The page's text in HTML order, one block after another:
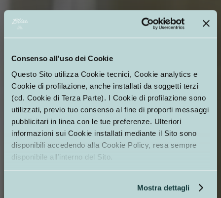
Consenso all'uso dei Cookie
Questo Sito utilizza Cookie tecnici, Cookie analytics e
Cookie di profilazione, anche installati da soggetti terzi
(cd. Cookie di Terza Parte). I Cookie di profilazione sono
utilizzati, previo tuo consenso al fine di proporti messaggi
pubblicitari in linea con le tue preferenze. Ulteriori
informazioni sui Cookie installati mediante il Sito sono
disponibili accedendo alla Cookie Policy, resa sempre
disponibile all’interno del Sito.
Mostra dettagli
Appartamenti
Il tuo rifugio di comfort,
sicurezza ed eleganza